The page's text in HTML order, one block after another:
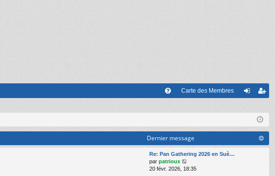
Carte des Membres
on
nr
eg
ist
Dernier message
Re: Pan Gathering 2026 en Suè…
par patrioux
o
20 févr. 2026, 18:35